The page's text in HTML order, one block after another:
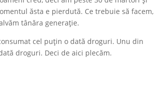
ăsta e pierdută. Ce trebuie să facem,
tânăra generație.
cel puțin o dată droguri. Unu din
droguri. Deci de aici plecăm.